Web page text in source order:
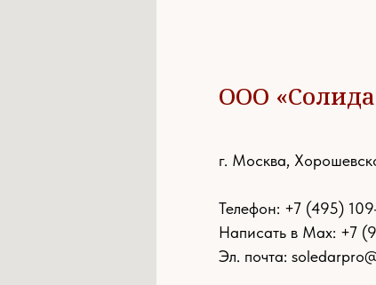
ООО
г. Москва,
Телефон: +7 (495)
Написать в Max: +7
Эл. почта: